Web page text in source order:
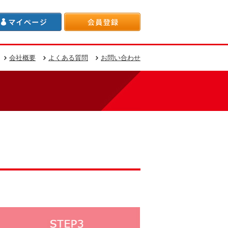
会社概要 よくある質問 お問い合わせ